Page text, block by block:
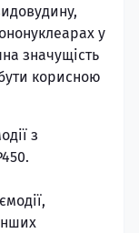
у
значущість
корисною
з